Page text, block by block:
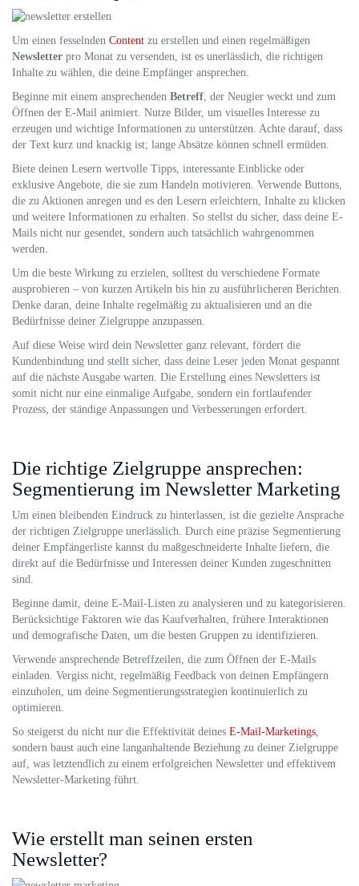
Um einen fesselnden Content zu erstellen und einen regelmäßigen
Newsletter pro Monat zu versenden, ist es unerlässlich, die richtigen
Inhalte zu wählen, die deine Empfänger ansprechen.
Beginne mit einem ansprechenden Betreff, der Neugier weckt und zum
Öffnen der E-Mail animiert. Nutze Bilder, um visuelles Interesse zu
erzeugen und wichtige Informationen zu unterstützen. Achte darauf, dass
der Text kurz und knackig ist; lange Absätze können schnell ermüden.
Biete deinen Lesern wertvolle Tipps, interessante Einblicke oder
exklusive Angebote, die sie zum Handeln motivieren. Verwende Buttons,
die zu Aktionen anregen und es den Lesern erleichtern, Inhalte zu klicken
und weitere Informationen zu erhalten. So stellst du sicher, dass deine E-
Mails nicht nur gesendet, sondern auch tatsächlich wahrgenommen
werden.
Um die beste Wirkung zu erzielen, solltest du verschiedene Formate
ausprobieren – von kurzen Artikeln bis hin zu ausführlicheren Berichten.
Denke daran, deine Inhalte regelmäßig zu aktualisieren und an die
Bedürfnisse deiner Zielgruppe anzupassen.
Auf diese Weise wird dein Newsletter ganz relevant, fördert die
Kundenbindung und stellt sicher, dass deine Leser jeden Monat gespannt
auf die nächste Ausgabe warten. Die Erstellung eines Newsletters ist
somit nicht nur eine einmalige Aufgabe, sondern ein fortlaufender
Prozess, der ständige Anpassungen und Verbesserungen erfordert.
Die richtige Zielgruppe ansprechen:
Segmentierung im Newsletter Marketing
Um einen bleibenden Eindruck zu hinterlassen, ist die gezielte Ansprache
der richtigen Zielgruppe unerlässlich. Durch eine präzise Segmentierung
deiner Empfängerliste kannst du maßgeschneiderte Inhalte liefern, die
direkt auf die Bedürfnisse und Interessen deiner Kunden zugeschnitten
sind.
Beginne damit, deine E-Mail-Listen zu analysieren und zu kategorisieren.
Berücksichtige Faktoren wie das Kaufverhalten, frühere Interaktionen
und demografische Daten, um die besten Gruppen zu identifizieren.
Verwende ansprechende Betreffzeilen, die zum Öffnen der E-Mails
einladen. Vergiss nicht, regelmäßig Feedback von deinen Empfängern
einzuholen, um deine Segmentierungsstrategien kontinuierlich zu
optimieren.
So steigerst du nicht nur die Effektivität deines E-Mail-Marketings,
sondern baust auch eine langanhaltende Beziehung zu deiner Zielgruppe
auf, was letztendlich zu einem erfolgreichen Newsletter und effektivem
Newsletter-Marketing führt.
Wie erstellt man seinen ersten
Newsletter?